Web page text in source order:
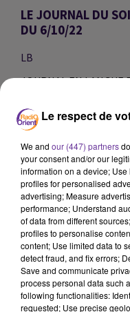
LE JOURNAL DU
DU 6/10/22
LB
JOURNAL EN LANGUE
L’inflation galopante
hausse des prix de
ministre des affaires
Khalil Zaouïa
répercussions sociales.
Au moins seize
d'une embarcation de
Lesbos en Grèce. Une
disparues.
Le respect de
We and our (447) partners
your consent and/or our
information on a device;
profiles for personalised
advertising; Measure
performance; Understand
of data from different
profiles to personalise
content; Use limited data to
detect fraud, and fix errors;
Save and communicate
process personal data such
following functionalities:
requested; Use precise